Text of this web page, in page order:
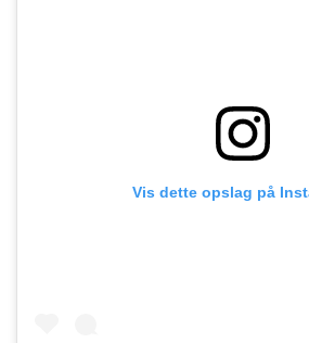
Vis dette opslag på